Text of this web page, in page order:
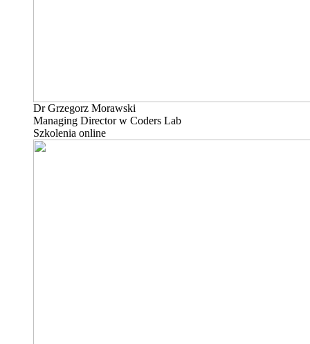
Dr Grzegorz Morawski
Managing Director w Coders Lab
Szkolenia online